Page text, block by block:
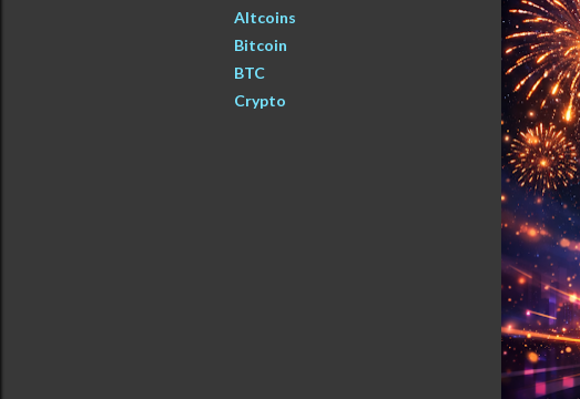
Altcoins
Bitcoin
BTC
Crypto